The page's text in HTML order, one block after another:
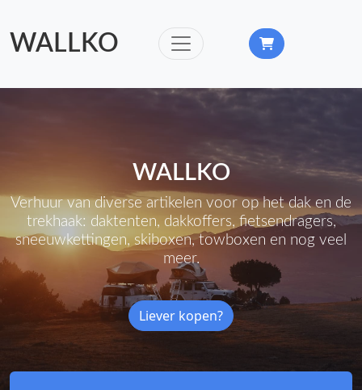
WALLKO
WALLKO
Verhuur van diverse artikelen voor op het dak en de
trekhaak: daktenten, dakkoffers, fietsendragers,
sneeuwkettingen, skiboxen, towboxen en nog veel
meer.
Liever kopen?